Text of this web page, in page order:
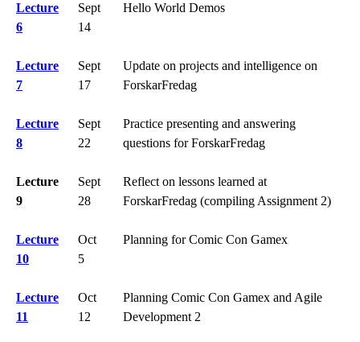
Lecture
6
Sept
14
Hello World Demos
Lecture
7
Sept
17
Update on projects and intelligence on
ForskarFredag
Lecture
8
Sept
22
Practice presenting and answering
questions for ForskarFredag
Lecture
9
Sept
28
Reflect on lessons learned at
ForskarFredag (compiling Assignment 2)
Lecture
10
Oct
5
Planning for Comic Con Gamex
Lecture
11
Oct
12
Planning Comic Con Gamex and Agile
Development 2